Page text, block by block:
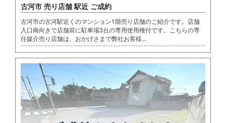
古河市 売り店舗 駅近 ご成約
古河市の古河駅近くのマンション1階売り店舗のご紹介です。店舗
入口南向きで店舗前に駐車場3台の専用使用権付です。こちらの専
任媒介売り店舗は、おかげさまで弊社お客様...